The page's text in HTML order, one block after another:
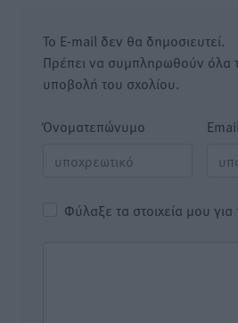
Το E-mail δεν θα δημοσιευτεί.
Πρέπει να συμπληρωθούν όλα
υποβολή του σχολίου.
Όνοματεπώνυμο Email
Φύλαξε τα στοιχεία μου